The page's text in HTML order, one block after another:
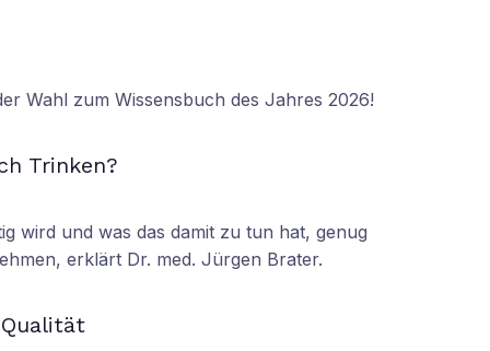
Wahl zum Wissensbuch des Jahres 2026!
Trinken?
wird und was das damit zu tun hat, genug
erklärt Dr. med. Jürgen Brater.